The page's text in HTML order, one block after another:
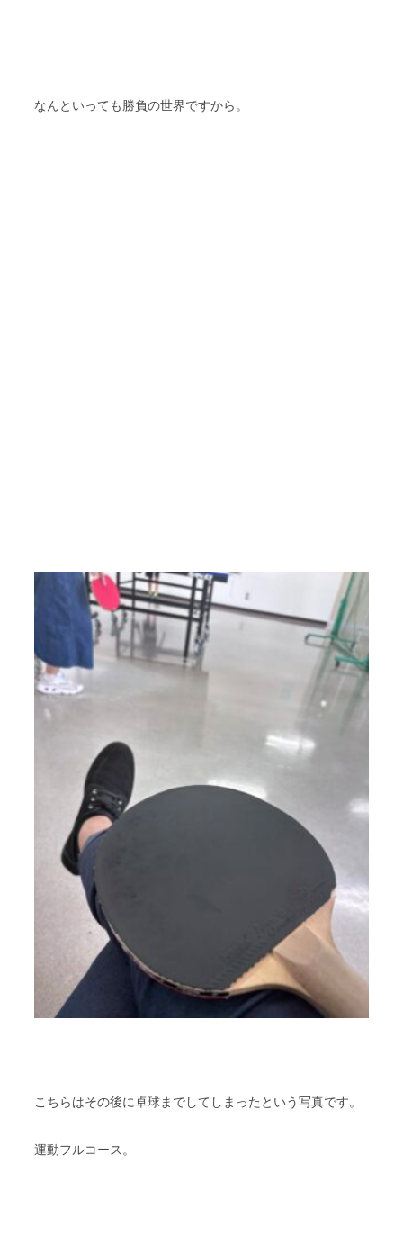
なんといっても勝負の世界ですから。
こちらはその後に卓球までしてしまったという写真です。
運動フルコース。